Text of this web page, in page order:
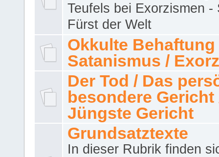
Teufels bei Exorzismen -
Fürst der Welt
Okkulte Behaftung
Satanismus /
Der Tod / Das
besondere Gericht
Jüngste Gericht
Grundsatztexte
In dieser Rubrik finden